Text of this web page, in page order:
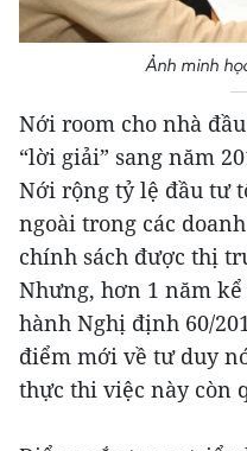
Ảnh minh
Nới room cho nhà
“lời giải” sang năm
Nới rộng tỷ lệ đầu tư
ngoài trong các
chính sách được thị
Nhưng, hơn 1 năm
hành Nghị định 60/
điểm mới về tư duy
thực thi việc này còn